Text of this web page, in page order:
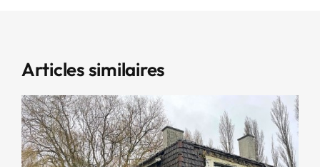
Articles similaires